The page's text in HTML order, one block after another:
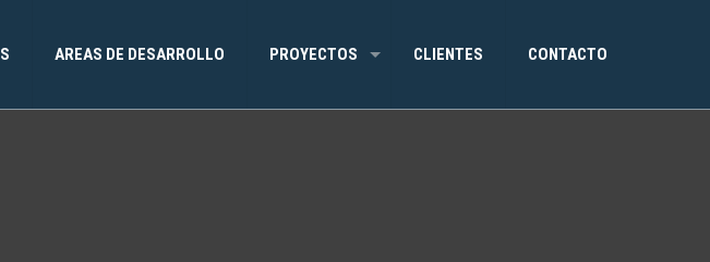
AREAS DE DESARROLLO PROYECTOS CLIENTES CONTACTO